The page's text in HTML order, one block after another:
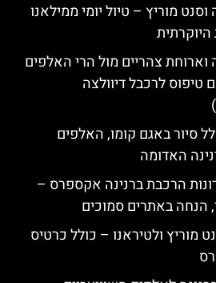
מוריץ – טיול יומי ממילאנו
צהריים מול הרי האלפים
טיפוס לרכבל דיוולצה
סיור באגם קומו, האלפים
האדומה
הרכבת ברנינה אקספרס –
הנחה באתרים סמוכים
מוריץ ולטיראנו – כולל כרטיס